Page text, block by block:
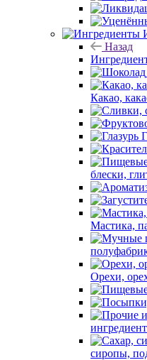
Назад
Какао,
блески,
Мастика,
Орехи,
сиропы,